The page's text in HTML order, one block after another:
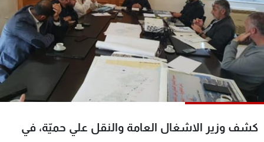
كشف وزير الاشغال العامة والنقل علي حميّة، في
كأس العالم
البرامج
جدول البرامج
شاهد البرامج
الترددات